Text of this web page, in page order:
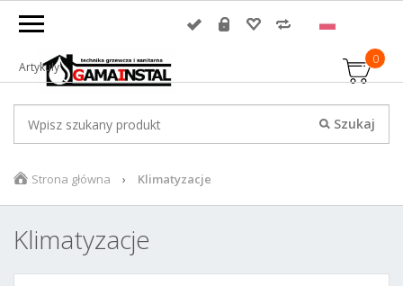
0
Artykuły
Strona główna Klimatyzacje
Klimatyzacje